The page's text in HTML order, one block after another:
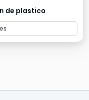
de plastico